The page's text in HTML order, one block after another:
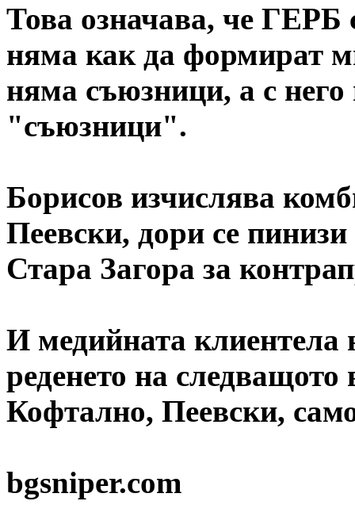
Това означава, че
няма как да формират
няма съюзници, а с
"съюзници".
Борисов изчислява
Пеевски, дори се
Стара Загора за
И медийната клиентела
реденето на следващото
Кофтално, Пеевски,
bgsniper.com